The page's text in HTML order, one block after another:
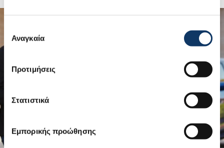
συγκατάθεσης
Αναγκαία
Προτιμήσεις
Στατιστικά
Εμπορικής προώθησης